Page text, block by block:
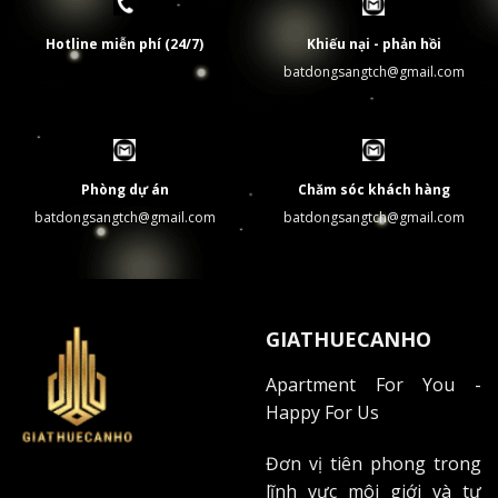
tiện đến các quận trung tâm.
Kết nối giao thông đến các quận trọng điểm
The EverRich I sở hữu mạng lưới giao thông đa chiều:
5 phút đến Quận 5
10 phút đến Quận 1
15 phút đến sân bay Tân Sơn Nhất
Hệ thống tiện ích ngoại khu xung quanh
Cư dân dễ dàng tiếp cận các tiện ích quan trọng:
Bệnh viện Chợ Rẫy: 1.5km
Trường Đại học Y Dược: 2km
Hotline miễn phí (24/7)
Khiếu nại - phản hồi
batdongsangtch@gmail.com
Phòng dự án
batdongsangtch@gmail.com
Chăm sóc khách hàng
batdongsangtch@gmail.com
GIATHUECANHO
Apartment For You -
Happy For Us
Đơn vị tiên phong trong
lĩnh vực môi giới và tư